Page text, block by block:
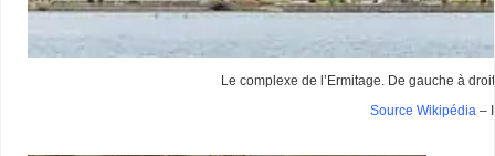
Le complexe de l’Ermitage. De gauche à
Source Wikipédia –